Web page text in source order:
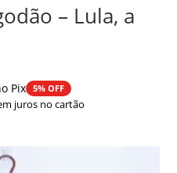
– Lula, a
Pix 5% OFF
juros no cartão